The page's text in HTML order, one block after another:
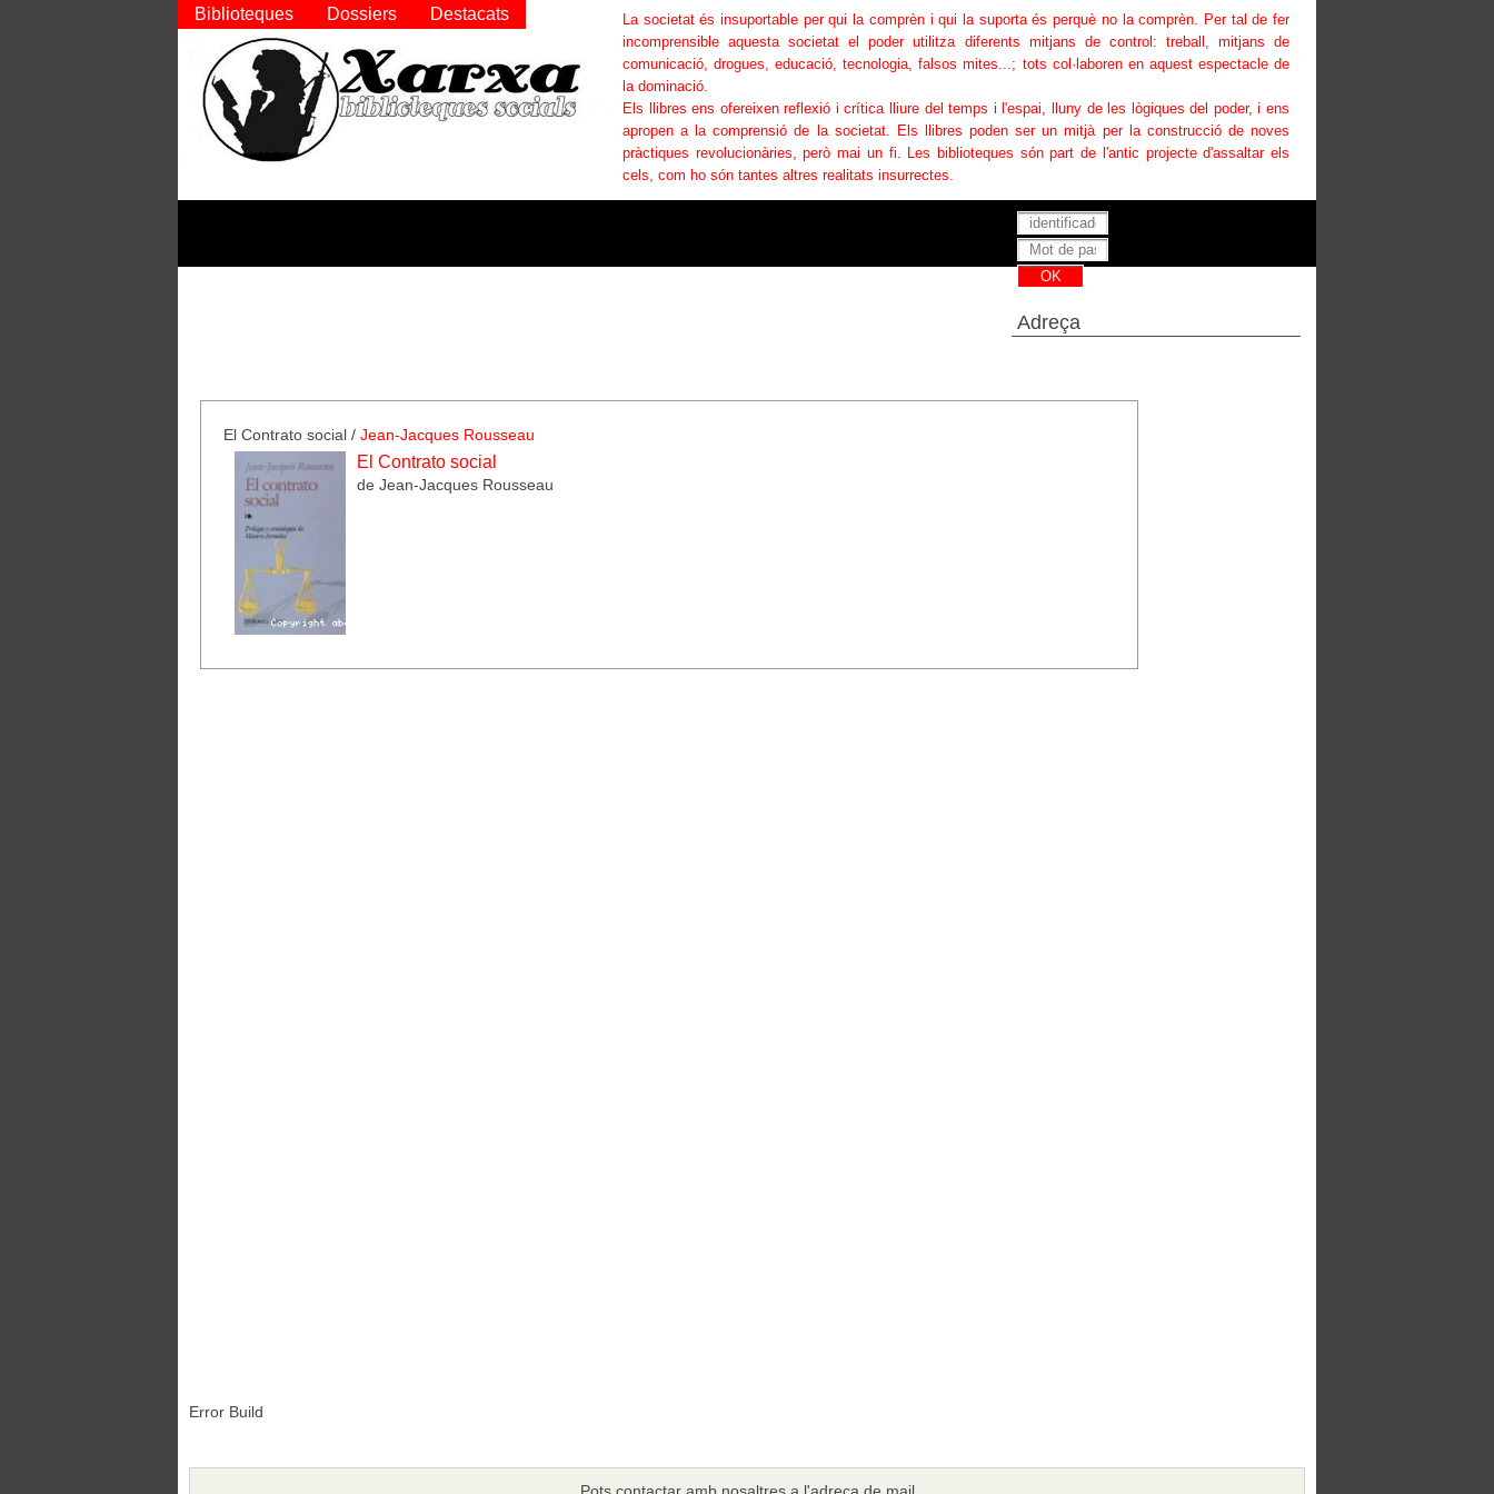
El Contrato social / Jean-Jacques Rousseau
El Contrato social
de Jean-Jacques Rousseau
Error Build
La societat és insuportable per qui la comprèn i qui la suporta és perquè no la comprèn. Per tal de fer
incomprensible aquesta societat el poder utilitza diferents mitjans de control: treball, mitjans de
comunicació, drogues, educació, tecnologia, falsos mites...; tots col·laboren en aquest espectacle de
la dominació.
Els llibres ens ofereixen reflexió i crítica lliure del temps i l'espai, lluny de les lògiques del poder, i ens
apropen a la comprensió de la societat. Els llibres poden ser un mitjà per la construcció de noves
pràctiques revolucionàries, però mai un fi. Les biblioteques són part de l'antic projecte d'assaltar els
cels, com ho són tantes altres realitats insurrectes.
Biblioteques Dossiers Destacats
Adreça